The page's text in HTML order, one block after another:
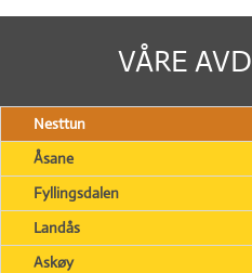
VÅRE
Nesttun
Åsane
Fyllingsdalen
Landås
Askøy